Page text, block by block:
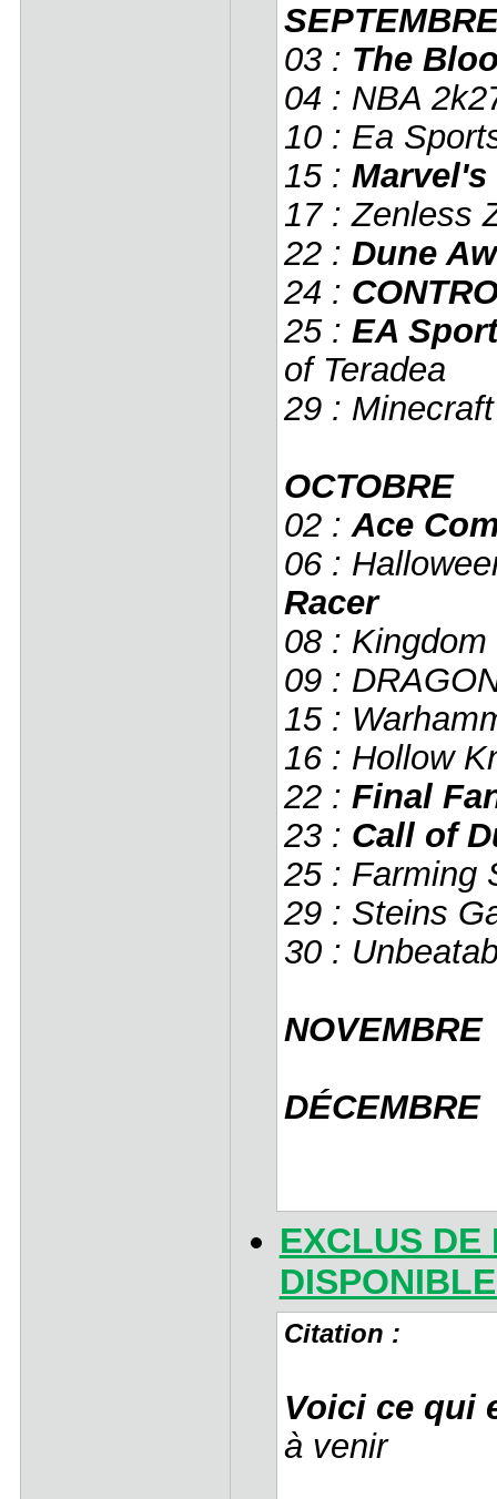
03 : The
04 : NBA
10 : Ea
15 :Marvel's
17 : Zenless
22 :Dune
24 :
25 :EA
of Teradea
29 :
OCTOBRE
02 :Ace
06 :
Racer
08 :
09 :
15 :
16 : Hollow
22 :Final
23 : Call of
25 : Farming
29 : Steins
30 :
NOVEMBRE
DÉCEMBRE
EXCLUS
Citation :
Voici ce qui
à venir